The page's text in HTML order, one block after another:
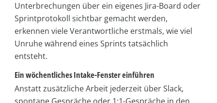
Unterbrechungen über ein eigenes Jira-Board oder
Sprintprotokoll sichtbar gemacht werden,
erkennen viele Verantwortliche erstmals, wie viel
Unruhe während eines Sprints tatsächlich
entsteht.
Ein wöchentliches Intake-Fenster einführen
Anstatt zusätzliche Arbeit jederzeit über Slack,